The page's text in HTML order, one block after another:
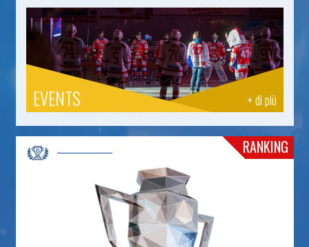
+ di più
EVENTS
RANKING